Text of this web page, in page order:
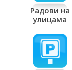
Радови на
улицама